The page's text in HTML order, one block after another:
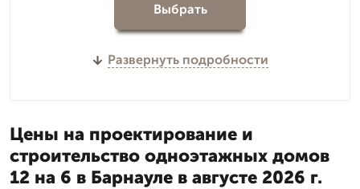
Выбрать
Развернуть подробности
Цены на проектирование и
строительство одноэтажных домов
12 на 6 в Барнауле в августе 2026 г.